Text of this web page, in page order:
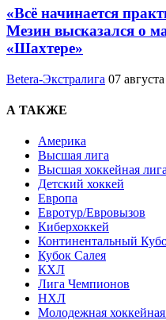
«Всё начинается
Мезин высказался о
«Шахтере»
Betera-Экстралига 07
А ТАКЖЕ
Америка
Высшая лига
Высшая хоккейная лига
Детский хоккей
Европа
Евротур/Евровызов
Киберхоккей
Континентальный
Кубок Салея
КХЛ
Лига Чемпионов
НХЛ
Молодежная хоккейная